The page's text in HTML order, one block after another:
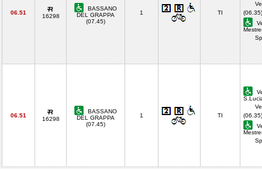
06.51
16298
BASSANO
DEL GRAPPA
(07.45)
1 TI
(06.35)
06.51
16298
BASSANO
DEL GRAPPA
(07.45)
1 TI
(06.35)